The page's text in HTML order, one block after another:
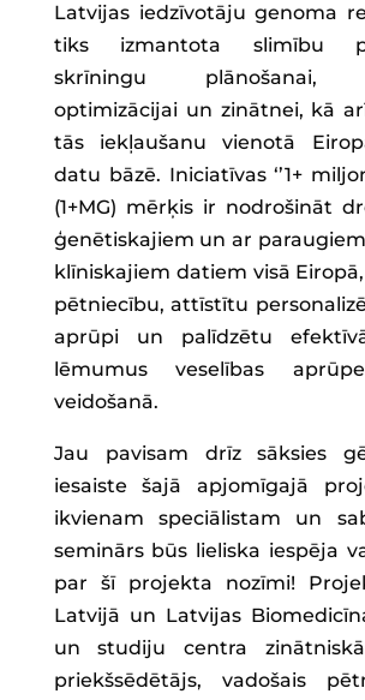
Latvijas iedzīvotāju genoma
tiks izmantota slimību
skrīningu plānošanai,
optimizācijai un zinātnei, kā
tās iekļaušanu vienotā
datu bāzē. Iniciatīvas ‘’1+
(1+MG) mērķis ir nodrošināt
ģenētiskajiem un ar
klīniskajiem datiem visā
pētniecību, attīstītu
aprūpi un palīdzētu
lēmumus veselības
veidošanā.
Jau pavisam drīz sāksies
iesaiste šajā apjomīgajā
ikvienam speciālistam un
seminārs būs lieliska iespēja
par šī projekta nozīmi!
Latvijā un Latvijas
un studiju centra
priekšsēdētājs, vadošais